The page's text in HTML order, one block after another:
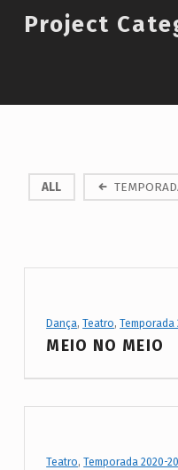
Introduction
Project
P
j
C
ALL
Project Category:
Dança,Teatro,Temporada
MEIO NO MEIO
Project Category:
Teatro,Temporada 2020-